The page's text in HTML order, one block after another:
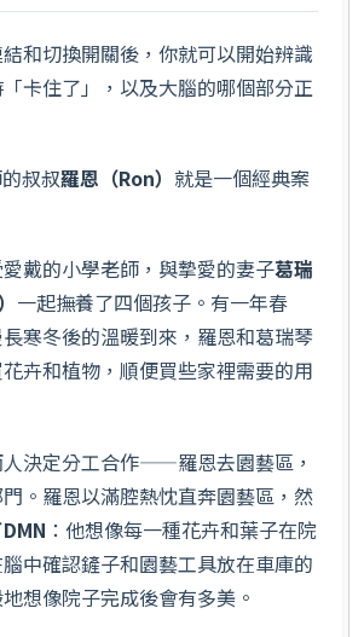
和切換開關後，你就可以開始辨識
卡住了」，以及大腦的哪個部分正
叔叔羅恩（Ron） 就是一個經典案
戴的小學老師，與摯愛的妻子葛瑞
一起撫養了四個孩子。有一年春
寒冬後的溫暖到來，羅恩和葛瑞琴
卉和植物，順便買些家裡需要的用
決定分工合作——羅恩去園藝區，
。羅恩以滿腔熱忱直奔園藝區，然
：他想像每一種花卉和葉子在院
中確認鏟子和園藝工具放在車庫的
想像院子完成後會有多美。